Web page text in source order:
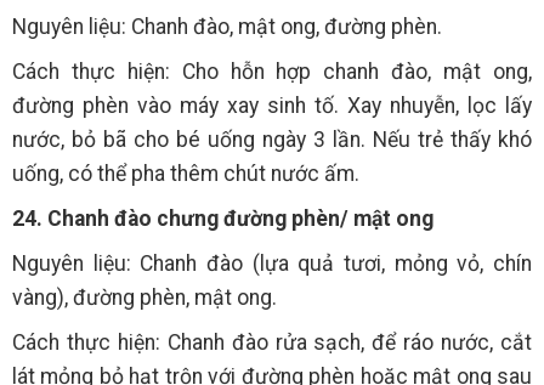
Nguyên liệu: Chanh đào, mật ong, đường phèn.
Cách thực hiện: Cho hỗn hợp chanh đào, mật ong,
đường phèn vào máy xay sinh tố. Xay nhuyễn, lọc lấy
nước, bỏ bã cho bé uống ngày 3 lần. Nếu trẻ thấy khó
uống, có thể pha thêm chút nước ấm.
24. Chanh đào chưng đường phèn/ mật ong
Nguyên liệu: Chanh đào (lựa quả tươi, mỏng vỏ, chín
vàng), đường phèn, mật ong.
Cách thực hiện: Chanh đào rửa sạch, để ráo nước, cắt
lát mỏng bỏ hạt trộn với đường phèn hoặc mật ong sau